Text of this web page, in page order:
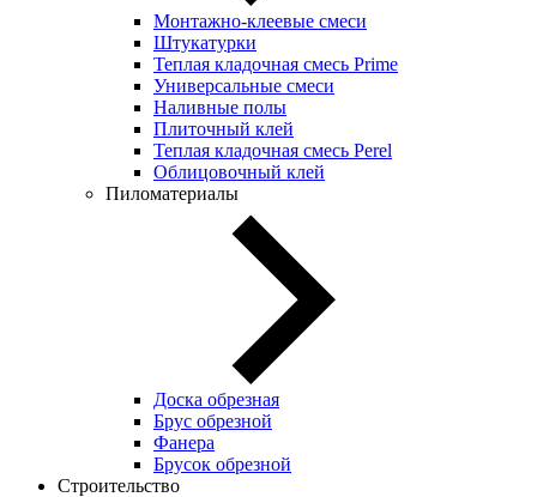
Монтажно-клеевые смеси
Штукатурки
Теплая кладочная смесь Prime
Универсальные смеси
Наливные полы
Плиточный клей
Теплая кладочная смесь Perel
Облицовочный клей
Пиломатериалы
Доска обрезная
Брус обрезной
Фанера
Брусок обрезной
Строительство